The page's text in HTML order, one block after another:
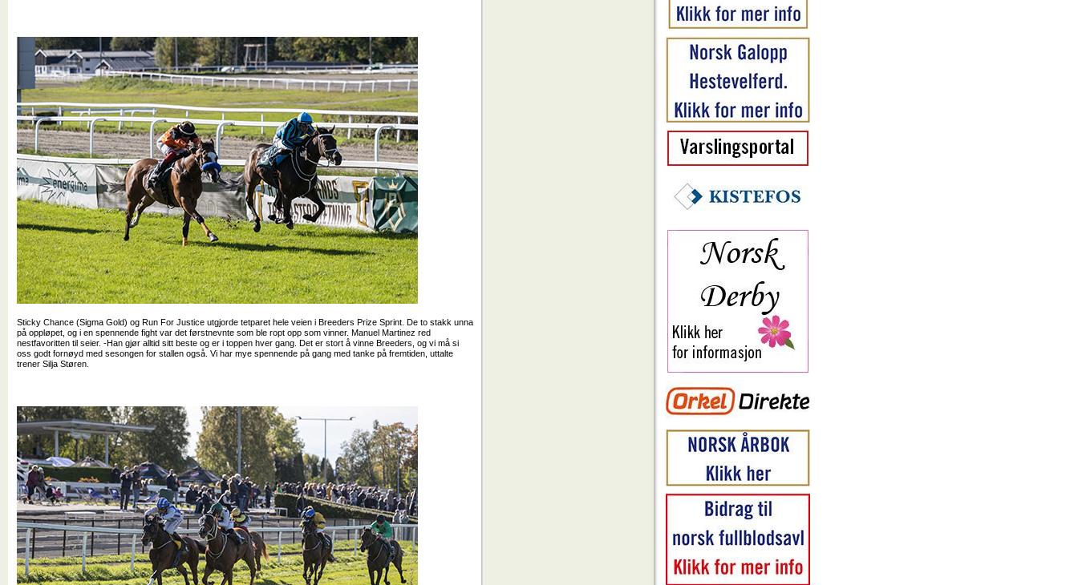
Sticky Chance (Sigma Gold) og Run For Justice utgjorde tetparet hele veien i Breeders Prize Sprint. De to stakk unna
på oppløpet, og i en spennende fight var det førstnevnte som ble ropt opp som vinner. Manuel Martinez red
nestfavoritten til seier. -Han gjør alltid sitt beste og er i toppen hver gang. Det er stort å vinne Breeders, og vi må si
oss godt fornøyd med sesongen for stallen også. Vi har mye spennende på gang med tanke på fremtiden, uttalte
trener Silja Støren.